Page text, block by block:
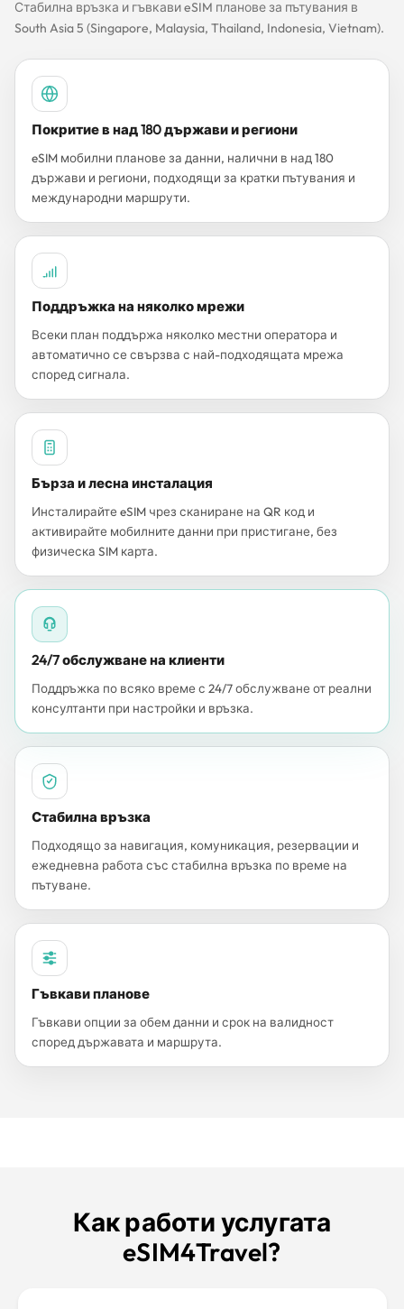
Стабилна връзка и гъвкави eSIM планове за пътувания в
South Asia 5 (Singapore, Malaysia, Thailand, Indonesia, Vietnam).
Покритие в над 180 държави и региони
eSIM мобилни планове за данни, налични в над 180
държави и региони, подходящи за кратки пътувания и
международни маршрути.
Поддръжка на няколко мрежи
Всеки план поддържа няколко местни оператора и
автоматично се свързва с най-подходящата мрежа
според сигнала.
Бърза и лесна инсталация
Инсталирайте eSIM чрез сканиране на QR код и
активирайте мобилните данни при пристигане, без
физическа SIM карта.
24/7 обслужване на клиенти
Поддръжка по всяко време с 24/7 обслужване от реални
консултанти при настройки и връзка.
Стабилна връзка
Подходящо за навигация, комуникация, резервации и
ежедневна работа със стабилна връзка по време на
пътуване.
Гъвкави планове
Гъвкави опции за обем данни и срок на валидност
според държавата и маршрута.
Как работи услугата
eSIM4Travel?